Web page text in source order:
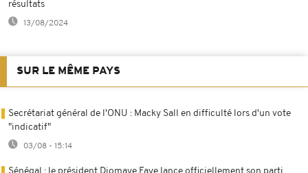
résultats
13/08/2024
SUR LE MÊME PAYS
Secrétariat général de l'ONU : Macky Sall en difficulté lors d'un vote
"indicatif"
03/08 - 15:14